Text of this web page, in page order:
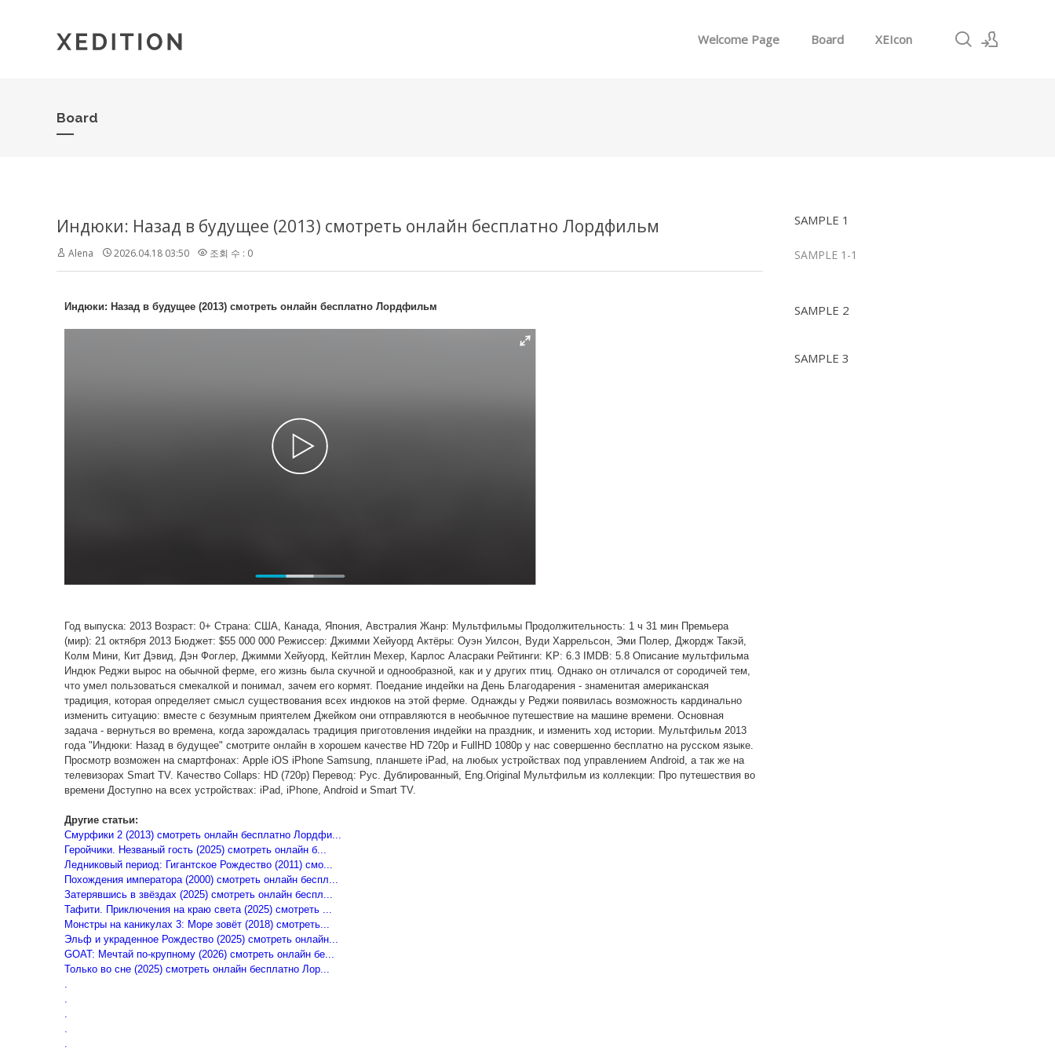
Welcome Page Board XEIcon
Board
SAMPLE 1
SAMPLE 1-1
SAMPLE 2
SAMPLE 3
Индюки: Назад в будущее (2013) смотреть онлайн бесплатно Лордфильм
Alena 2026.04.18 03:50 조회 수 : 0
Индюки: Назад в будущее (2013) смотреть онлайн бесплатно Лордфильм
Год выпуска: 2013 Возраст: 0+ Страна: США, Канада, Япония, Австралия Жанр: Мультфильмы Продолжительность: 1 ч 31 мин Премьера
(мир): 21 октября 2013 Бюджет: $55 000 000 Режиссер: Джимми Хейуорд Актёры: Оуэн Уилсон, Вуди Харрельсон, Эми Полер, Джордж Такэй,
Колм Мини, Кит Дэвид, Дэн Фоглер, Джимми Хейуорд, Кейтлин Мехер, Карлос Аласраки Рейтинги: KP: 6.3 IMDB: 5.8 Описание мультфильма
Индюк Реджи вырос на обычной ферме, его жизнь была скучной и однообразной, как и у других птиц. Однако он отличался от сородичей тем,
что умел пользоваться смекалкой и понимал, зачем его кормят. Поедание индейки на День Благодарения - знаменитая американская
традиция, которая определяет смысл существования всех индюков на этой ферме. Однажды у Реджи появилась возможность кардинально
изменить ситуацию: вместе с безумным приятелем Джейком они отправляются в необычное путешествие на машине времени. Основная
задача - вернуться во времена, когда зарождалась традиция приготовления индейки на праздник, и изменить ход истории. Мультфильм 2013
года "Индюки: Назад в будущее" смотрите онлайн в хорошем качестве HD 720p и FullHD 1080p у нас совершенно бесплатно на русском языке.
Просмотр возможен на смартфонах: Apple iOS iPhone Samsung, планшете iPad, на любых устройствах под управлением Android, а так же на
телевизорах Smart TV. Качество Collaps: HD (720p) Перевод: Рус. Дублированный, Eng.Original Мультфильм из коллекции: Про путешествия во
времени Доступно на всех устройствах: iPad, iPhone, Android и Smart TV.
Другие статьи:
Смурфики 2 (2013) смотреть онлайн бесплатно Лордфи...
Геройчики. Незваный гость (2025) смотреть онлайн б...
Ледниковый период: Гигантское Рождество (2011) смо...
Похождения императора (2000) смотреть онлайн беспл...
Затерявшись в звёздах (2025) смотреть онлайн беспл...
Тафити. Приключения на краю света (2025) смотреть ...
Монстры на каникулах 3: Море зовёт (2018) смотреть...
Эльф и украденное Рождество (2025) смотреть онлайн...
GOAT: Мечтай по-крупному (2026) смотреть онлайн бе...
Только во сне (2025) смотреть онлайн бесплатно Лор...
.
.
.
.
.